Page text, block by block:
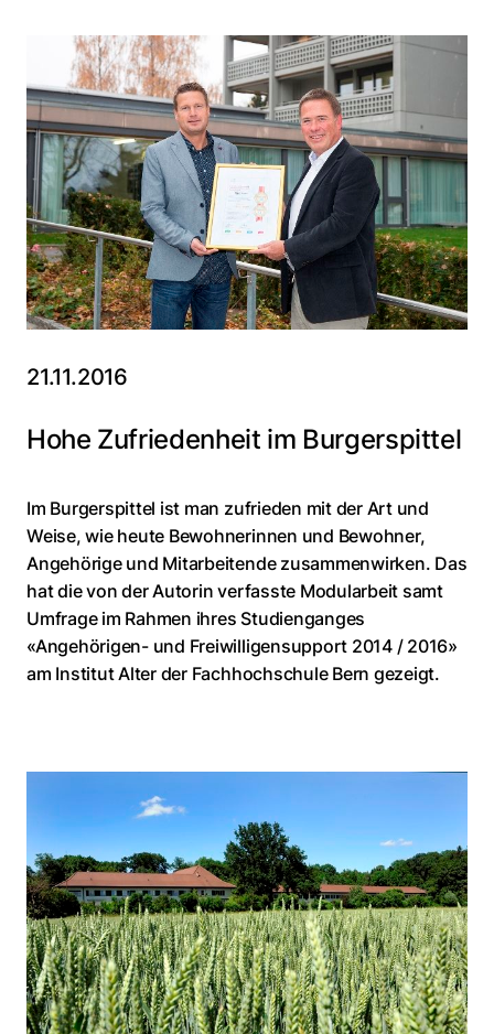
21.11.2016
Hohe Zufriedenheit im Burgerspittel
Im Burgerspittel ist man zufrieden mit der Art und
Weise, wie heute Bewohnerinnen und Bewohner,
Angehörige und Mitarbeitende zusammenwirken. Das
hat die von der Autorin verfasste Modularbeit samt
Umfrage im Rahmen ihres Studienganges
«Angehörigen- und Freiwilligensupport 2014 / 2016»
am Institut Alter der Fachhochschule Bern gezeigt.